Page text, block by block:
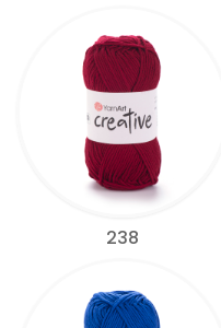
238